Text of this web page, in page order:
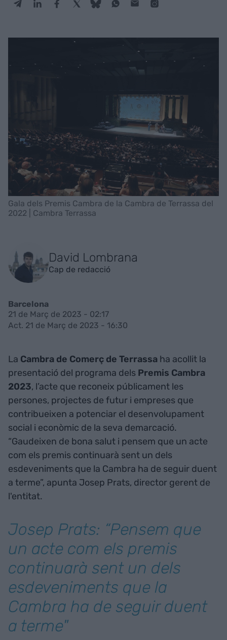
Gala dels Premis Cambra de la Cambra de Terrassa del
2022 | Cambra Terrassa
David Lombrana
Cap de redacció
Barcelona
21 de Març de 2023 - 02:17
Act. 21 de Març de 2023 - 16:30
La Cambra de Comerç de Terrassa ha acollit la
presentació del programa dels Premis Cambra
2023, l’acte que reconeix públicament les
persones, projectes de futur i empreses que
contribueixen a potenciar el desenvolupament
social i econòmic de la seva demarcació.
“Gaudeixen de bona salut i pensem que un acte
com els premis continuarà sent un dels
esdeveniments que la Cambra ha de seguir duent
a terme”, apunta Josep Prats, director gerent de
l'entitat.
Josep Prats: “Pensem que
un acte com els premis
continuarà sent un dels
esdeveniments que la
Cambra ha de seguir duent
a terme"